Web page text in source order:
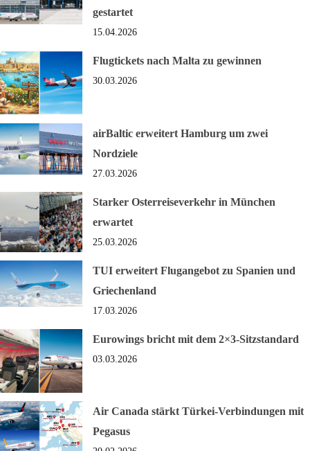
gestartet
15.04.2026
Flugtickets nach Malta zu gewinnen
30.03.2026
airBaltic erweitert Hamburg um zwei
Nordziele
27.03.2026
Starker Osterreiseverkehr in München
erwartet
25.03.2026
TUI erweitert Flugangebot zu Spanien und
Griechenland
17.03.2026
Eurowings bricht mit dem 2×3-Sitzstandard
03.03.2026
Air Canada stärkt Türkei-Verbindungen mit
Pegasus